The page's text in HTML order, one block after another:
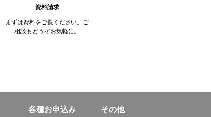
資料請求
まずは資料をご覧ください。ご
相談もどうぞお気軽に。
各種お申込み その他